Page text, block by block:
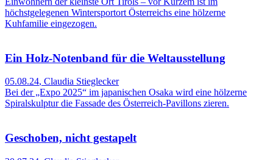
höchstgelegenen Wintersportort Österreichs eine hölzerne
Kuhfamilie eingezogen.
Ein Holz-Notenband für die Weltausstellung
05.08.24, Claudia Stieglecker
Bei der „Expo 2025“ im japanischen Osaka wird eine hölzerne
Spiralskulptur die Fassade des Österreich-Pavillons zieren.
Geschoben, nicht gestapelt